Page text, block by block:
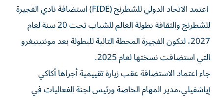
اعتمد الاتحاد الدولي للشطرنج (FIDE) استضافة نادي الفجيرة
للشطرنج والثقافة بطولة العالم للشباب تحت 20 سنة لعام
2027، لتكون الفجيرة المحطة التالية للبطولة بعد مونتينيغرو
التي استضافت نسختها لعام 2025.
جاء اعتماد الاستضافة عقب زيارة تقييمية أجراها أكاكي
إياشفيلي،مدير المهام الخاصة ورئيس لجنة الفعاليات في